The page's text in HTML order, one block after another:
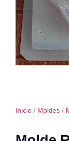
Inicio / Moldes /